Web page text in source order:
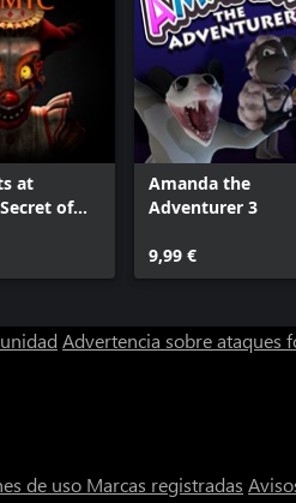
at
of
Amanda the
Adventurer 3
9,99 €
Advertencia sobre ataques
de uso Marcas registradas